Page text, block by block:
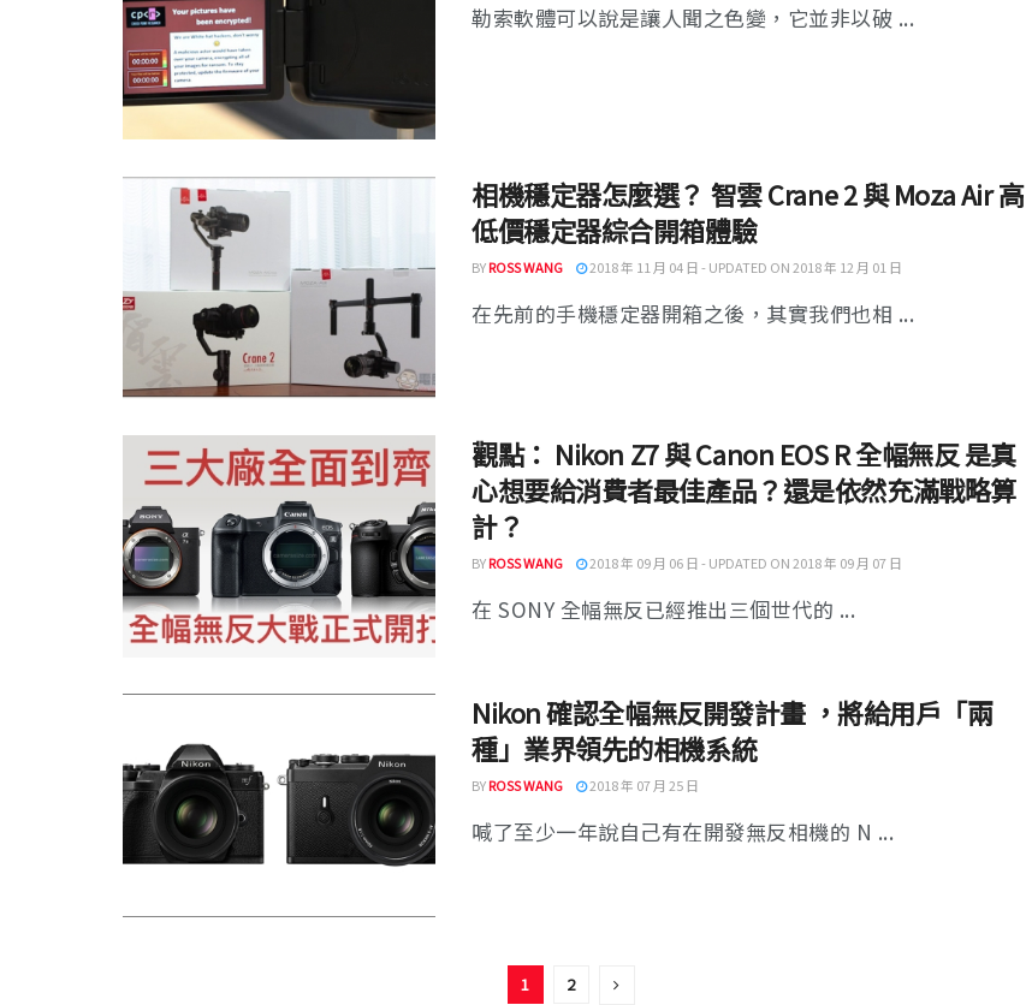
勒索軟體可以說是讓人聞之色變，它並非以破 ...
相機穩定器怎麼選？ 智雲 Crane 2 與 Moza Air 高
低價穩定器綜合開箱體驗
BYROSS WANG 2018 年 11 月 04 日 - UPDATED ON 2018 年 12 月 01 日
在先前的手機穩定器開箱之後，其實我們也相 ...
觀點： Nikon Z7 與 Canon EOS R 全幅無反 是真
心想要給消費者最佳產品？還是依然充滿戰略算
計？
BYROSS WANG 2018 年 09 月 06 日 - UPDATED ON 2018 年 09 月 07 日
在 SONY 全幅無反已經推出三個世代的 ...
Nikon 確認全幅無反開發計畫 ，將給用戶「兩
種」業界領先的相機系統
BYROSS WANG 2018 年 07 月 25 日
喊了至少一年說自己有在開發無反相機的 N ...
1 2